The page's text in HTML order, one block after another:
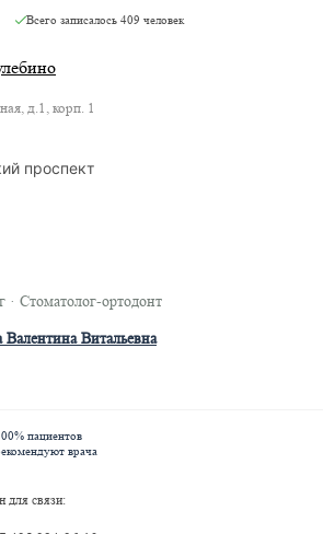
Всего записалось 409 человек
д.1, корп. 1
проспект
· Стоматолог-ортодонт
Витальевна
пациентов
врача
для связи: